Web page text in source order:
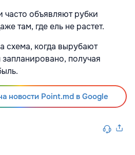
часто объявляют рубки
там, где ель не растет.
схема, когда вырубают
получая
новости Point.md в Google